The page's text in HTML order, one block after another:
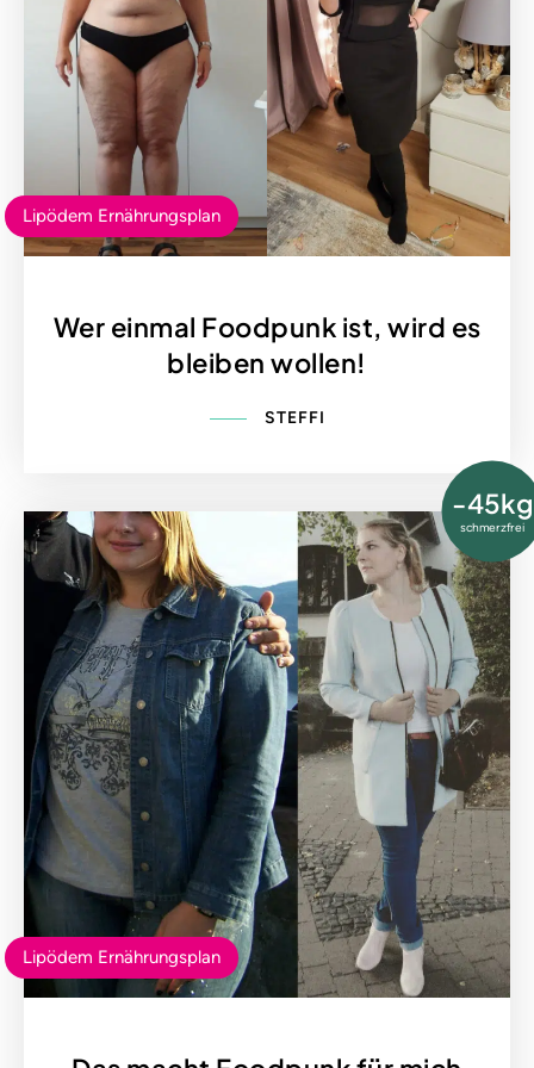
Lipödem Ernährungsplan
Wer einmal Foodpunk ist, wird es
bleiben wollen!
STEFFI
-45kg
schmerzfrei
Lipödem Ernährungsplan